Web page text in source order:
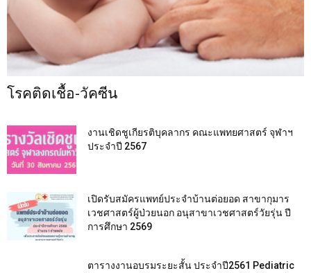
โรคติดเชื้อ-วัคซีน
งานเชิดชูเกียรติบุคลากร คณะแพทยศาสตร์ จุฬาฯ
ประจำปี 2567
เปิดรับสมัครแพทย์ประจำบ้านต่อยอด สาขากุมาร
เวชศาสตร์ผู้ป่วยนอก อนุสาขาเวชศาสตร์วัยรุ่น ปี
การศึกษา 2569
ตารางงานอบรมระยะสั้น ประจำปี2561 Pediatric